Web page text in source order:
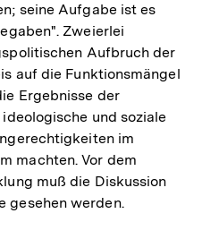
Fußnote
seine Aufgabe ist es
Zweierlei
Aufbruch der
auf die Funktionsmängel
Ergebnisse der
und soziale
im
machten. Vor dem
muß die Diskussion
gesehen werden.